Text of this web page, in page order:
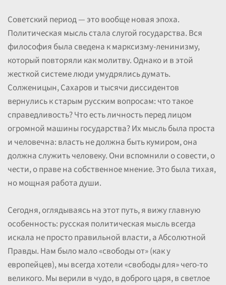
Советский период — это вообще новая эпоха.
Политическая мысль стала слугой государства. Вся
философия была сведена к марксизму-ленинизму,
который повторяли как молитву. Однако и в этой
жесткой системе люди умудрялись думать.
Солженицын, Сахаров и тысячи диссидентов
вернулись к старым русским вопросам: что такое
справедливость? Что есть личность перед лицом
огромной машины государства? Их мысль была проста
и человечна: власть не должна быть кумиром, она
должна служить человеку. Они вспомнили о совести, о
чести, о праве на собственное мнение. Это была тихая,
но мощная работа души.
Сегодня, оглядываясь на этот путь, я вижу главную
особенность: русская политическая мысль всегда
искала не просто правильной власти, а Абсолютной
Правды. Нам было мало «свободы от» (как у
европейцев), мы всегда хотели «свободы для» чего-то
великого. Мы верили в чудо, в доброго царя, в светлое